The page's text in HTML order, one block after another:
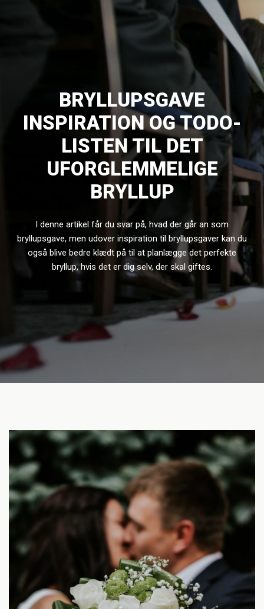
BRYLLUPSGAVE
INSPIRATION OG TODO-
LISTEN TIL DET
UFORGLEMMELIGE
BRYLLUP
I denne artikel får du svar på, hvad der går an som
bryllupsgave, men udover inspiration til bryllupsgaver kan du
også blive bedre klædt på til at planlægge det perfekte
bryllup, hvis det er dig selv, der skal giftes.